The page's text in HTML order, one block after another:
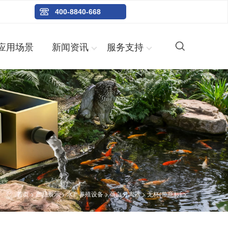
400-8840-668
用场景 新闻资讯 服务支持
首页>产品展示>水产养殖设备>蛋白分离器>无杯(带商标)>